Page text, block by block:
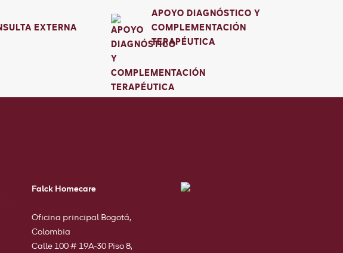
EXTERNA
APOYO DIAGNÓSTICO Y
COMPLEMENTACIÓN
TERAPÉUTICA
Falck Homecare
Oficina principal Bogotá,
Colombia
Calle 100 # 19A-30 Piso 8,